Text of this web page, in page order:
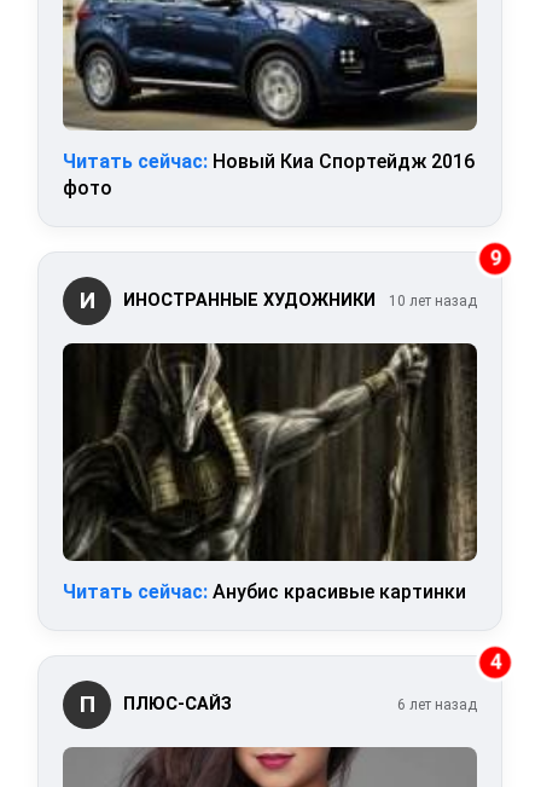
Читать сейчас: Новый Киа Спортейдж 2016
фото
9
И ИНОСТРАННЫЕ ХУДОЖНИКИ 10 лет назад
Читать сейчас: Анубис красивые картинки
4
П ПЛЮС-САЙЗ 6 лет назад